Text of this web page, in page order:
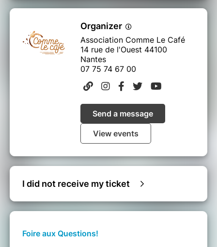
Organizer
Association Comme Le Café
14 rue de l'Ouest 44100
Nantes
07 75 74 67 00
Send a message
View events
I did not receive my ticket
Foire aux Questions!